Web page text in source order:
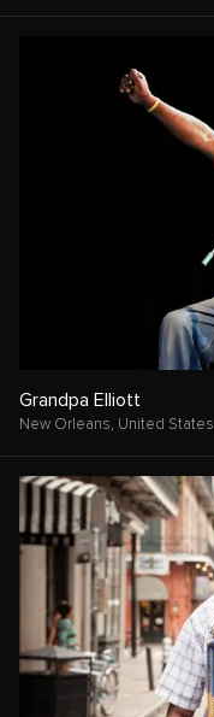
Grandpa Elliott
New Orleans, United States